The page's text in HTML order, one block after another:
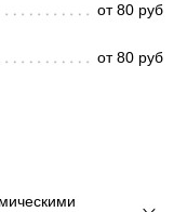
от 80 руб
от 80 руб